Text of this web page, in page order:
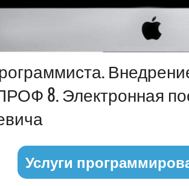
8. Электронная
Услуги